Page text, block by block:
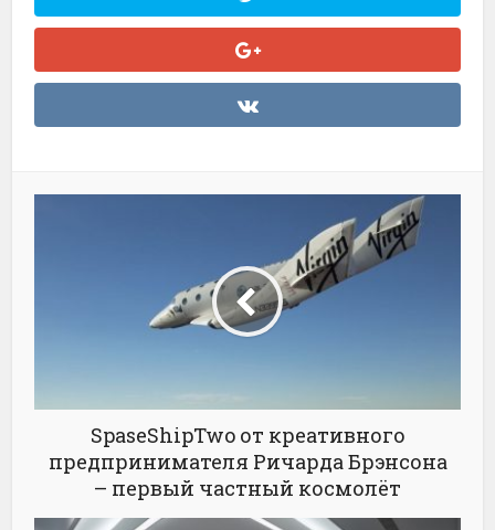
SpaseShipTwo от креативного
предпринимателя Ричарда Брэнсона
– первый частный космолёт